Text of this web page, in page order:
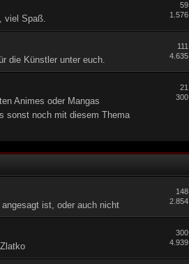
viel Spaß.
59
1.576
die Künstler unter euch.
111
4.635
Animes oder Mangas
sonst noch mit diesem Thema
21
300
ist, oder auch nicht
148
2.854
300
4.939